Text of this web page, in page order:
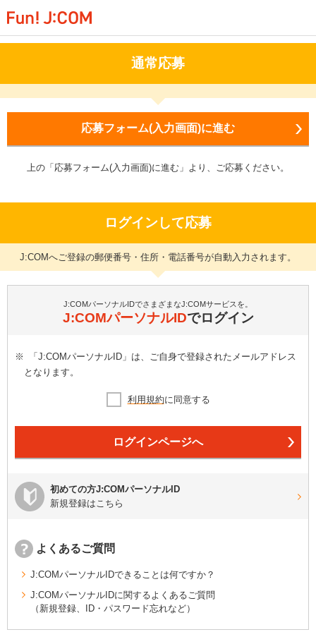
通常応募
応募フォーム(入力画面)に進む
上の「応募フォーム(入力画面)に進む」より、ご応募ください。
ログインして応募
J:COMへご登録の郵便番号・住所・電話番号が自動入力されます。
J:COMパーソナルIDでさまざまなJ:COMサービスを。
J:COMパーソナルIDでログイン
※
「J:COMパーソナルID」は、ご自身で登録されたメールアドレス
となります。
利用規約に同意する
ログインページへ
初めての方J:COMパーソナルID
新規登録はこちら
よくあるご質問
J:COMパーソナルIDできることは何ですか？
J:COMパーソナルIDに関するよくあるご質問
（新規登録、ID・パスワード忘れなど）